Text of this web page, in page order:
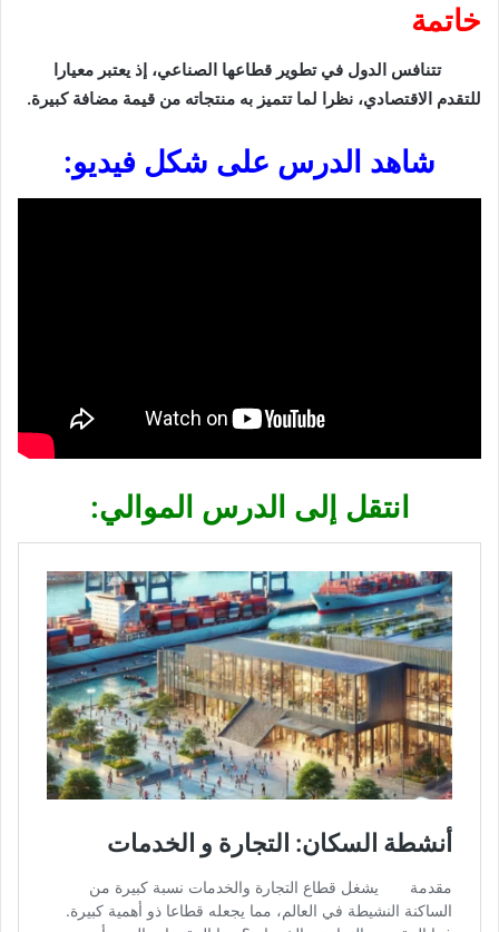
خاتمة
تتنافس الدول في تطوير قطاعها الصناعي، إذ يعتبر معيارا
للتقدم الاقتصادي، نظرا لما تتميز به منتجاته من قيمة مضافة كبيرة.
شاهد الدرس على شكل فيديو:
انتقل إلى الدرس الموالي: